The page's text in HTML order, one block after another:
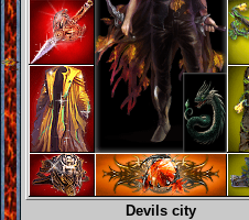
Devils city